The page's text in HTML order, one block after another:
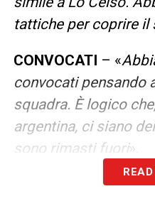
tattiche per coprire il
CONVOCATI – «
convocati pensando
squadra. È logico
argentina, ci siano
sono rimasti fuori».
AMICHEVOLE– «